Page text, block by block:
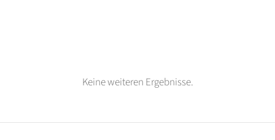
Keine weiteren Ergebnisse.